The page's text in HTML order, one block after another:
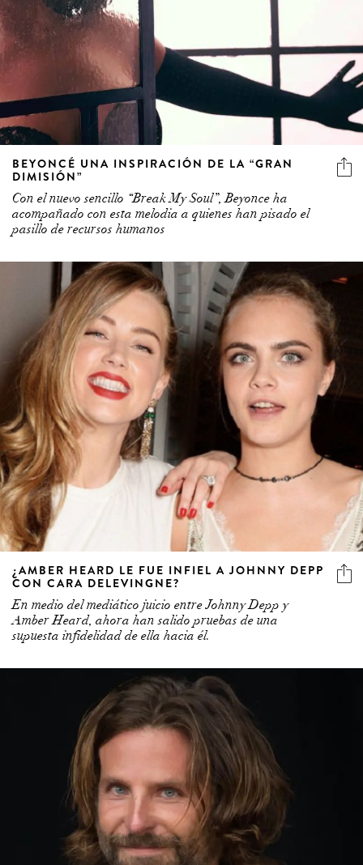
BEYONCÉ UNA INSPIRACIÓN DE LA “GRAN
DIMISIÓN”
Con el nuevo sencillo “Break My Soul”, Beyonce ha
acompañado con esta melodia a quienes han pisado el
pasillo de recursos humanos
¿AMBER HEARD LE FUE INFIEL A JOHNNY DEPP
CON CARA DELEVINGNE?
En medio del mediático juicio entre Johnny Depp y
Amber Heard, ahora han salido pruebas de una
supuesta infidelidad de ella hacia él.